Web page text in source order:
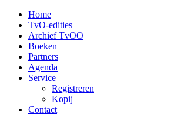
naar
inhoud
Home
TvO-edities
Archief TvOO
Boeken
Partners
Agenda
Service
Registreren
Kopij
Contact